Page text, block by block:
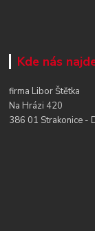
Kde nás
firma Libor Štětka
Na Hrázi 420
386 01 Strakonice -